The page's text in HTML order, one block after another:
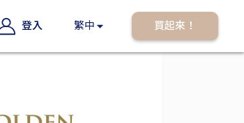
買起來！
繁中
登入